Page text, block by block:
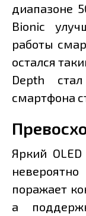
диапазоне
Bionic
работы
остался
Depth
смартфона
Яркий
поражает
а